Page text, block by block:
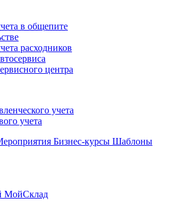
в общепите
расходников
центра
учета
учета
Бизнес-курсы Шаблоны
МойСклад